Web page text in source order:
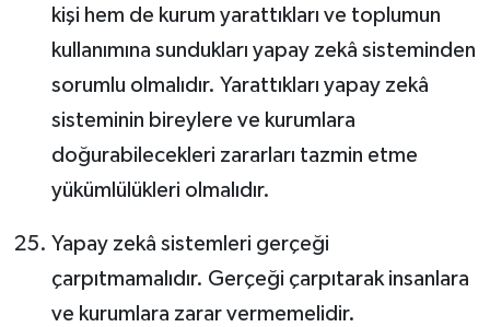
kişi hem de kurum yarattıkları ve toplumun
kullanımına sundukları yapay zekâ sisteminden
sorumlu olmalıdır. Yarattıkları yapay zekâ
sisteminin bireylere ve kurumlara
doğurabilecekleri zararları tazmin etme
yükümlülükleri olmalıdır.
Yapay zekâ sistemleri gerçeği
çarpıtmamalıdır. Gerçeği çarpıtarak insanlara
ve kurumlara zarar vermemelidir.